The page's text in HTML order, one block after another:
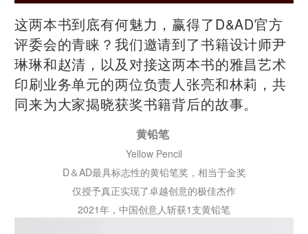
这两本书到底有何魅力，赢得了D&AD官方
评委会的青睐？我们邀请到了书籍设计师尹
琳琳和赵清，以及对接这两本书的雅昌艺术
印刷业务单元的两位负责人张亮和林莉，共
同来为大家揭晓获奖书籍背后的故事。
黄铅笔
Yellow Pencil
D＆AD最具标志性的黄铅笔奖，相当于金奖
仅授予真正实现了卓越创意的极佳杰作
2021年，中国创意人斩获1支黄铅笔